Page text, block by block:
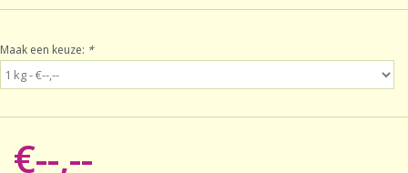
Sale!
Laatste kans!
Maak een keuze: *
€--,--